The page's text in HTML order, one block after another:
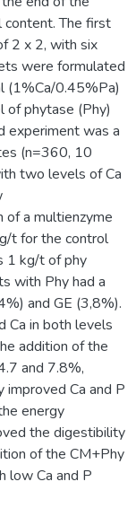
The first
2 x 2, with six
were formulated
(1%Ca/0.45%Pa)
phytase (Phy)
experiment was a
(n=360, 10
two levels of Ca
a multienzyme
t for the control
1 kg/t of phy
with Phy had a
and GE (3,8%).
Ca in both levels
addition of the
and 7.8%,
improved Ca and P
energy
the digestibility
of the CM+Phy
low Ca and P